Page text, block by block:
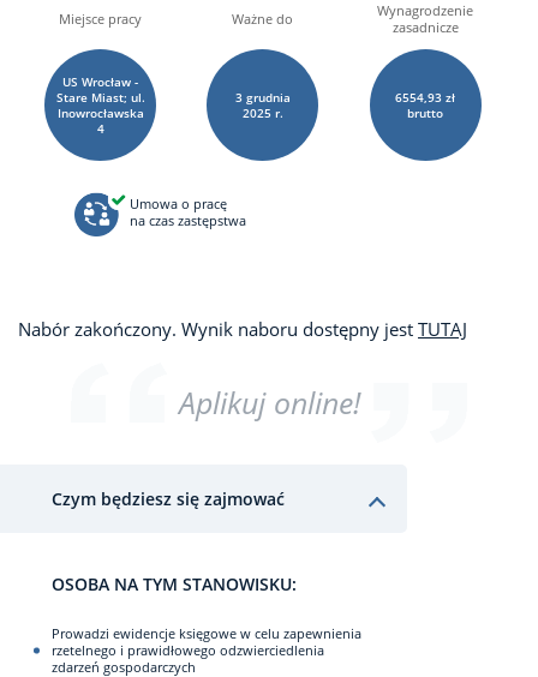
Miejsce pracy
US Wrocław -
Stare Miast; ul.
Inowrocławska
4
Ważne do
3 grudnia
2025 r.
Wynagrodzenie
zasadnicze
6554,93 zł
brutto
Umowa o pracę
na czas zastępstwa
Nabór zakończony. Wynik naboru dostępny jest TUTAJ
Aplikuj online!
Czym będziesz się zajmować
OSOBA NA TYM STANOWISKU:
Prowadzi ewidencje księgowe w celu zapewnienia
rzetelnego i prawidłowego odzwierciedlenia
zdarzeń gospodarczych